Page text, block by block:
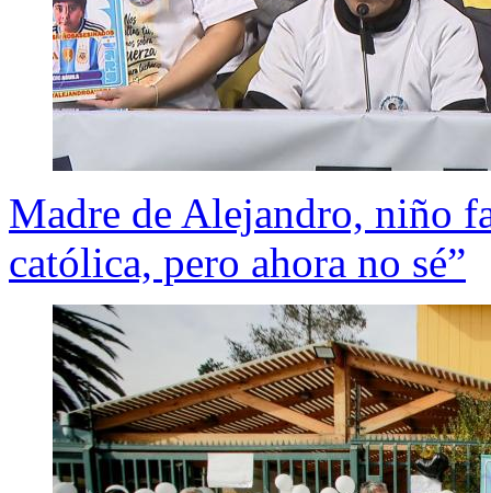
Madre de Alejandro, niño
católica, pero ahora no sé”